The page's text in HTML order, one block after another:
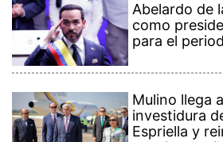
Abelardo de
como
para el
Mulino llega
investidura
Espriella y